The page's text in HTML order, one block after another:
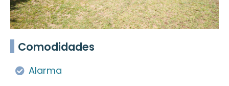
Comodidades
Alarma